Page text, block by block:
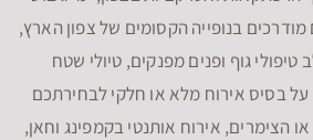
מודרכים בנופייה הקסומים של צפון הארץ,
גוף ופנים מפנקים, טיולי שטח
בסיס אירוח מלא או חלקי לבחירתכם
הצימרים, אירוח אותנטי בקמפינג וחאן,